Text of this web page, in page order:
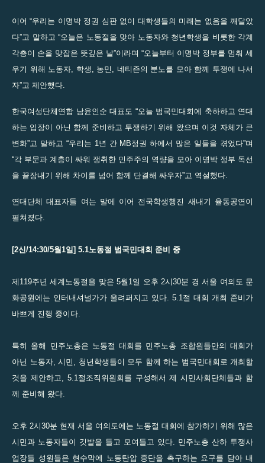
이어 “우리는 이명박 정권 심판 없이 대학생들의 미래는 없음을 깨달았
다”고 말하고 “오늘은 노동절을 맞아 노동자와 청년학생을 비롯한 각계
각층이 손을 맞잡은 뜻깊은 날”이라며 “오늘부터 이명박 정부를 멈춰 세
우기 위해 노동자, 학생, 농민, 네티즌의 분노를 모아 함께 투쟁에 나서
자”고 제안했다.
한국여성단체연합 남윤인순 대표도 “오늘 범국민대회에 축하하고 연대
하는 입장이 아닌 함께 준비하고 투쟁하기 위해 왔으며 이것 자체가 큰
변화”고 말하고 “우리는 1년 간 MB정권 하에서 많은 일들을 겪었다”며
“각 부문과 계층이 싸워 쟁취한 민주주의 역량을 모아 이명박 정부 독선
을 끝장내기 위해 차이를 넘어 함께 단결해 싸우자”고 역설했다.
연대단체 대표자들 여는 말에 이어 전국학생행진 새내기 율동공연이
펼쳐졌다.
[2신/14:30/5월1일] 5.1노동절 범국민대회 준비 중
제119주년 세계노동절을 맞은 5월1일 오후 2시30분 경 서울 여의도 문
화공원에는 인터내셔널가가 울려퍼지고 있다. 5.1절 대회 개최 준비가
바쁘게 진행 중이다.
특히 올해 민주노총은 노동절 대회를 민주노총 조합원들만의 대회가
아닌 노동자, 시민, 청년학생들이 모두 함께 하는 범국민대회로 개최할
것을 제안하고, 5.1절조직위원회를 구성해서 제 시민사회단체들과 함
께 준비해 왔다.
오후 2시30분 현재 서울 여의도에는 노동절 대회에 참가하기 위해 많은
시민과 노동자들이 깃발을 들고 모여들고 있다. 민주노총 산하 투쟁사
업장들 성원들은 현수막에 노동탄압 중단을 촉구하는 요구를 담아 내